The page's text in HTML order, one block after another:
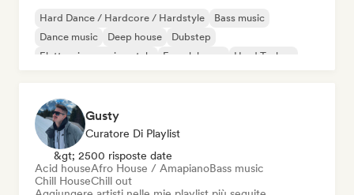
Hard Dance / Hardcore / Hardstyle
Bass music
Dance music
Deep house
Dubstep
Elettronica sperimentale
French house Hard Techno
Gusty
Curatore Di Playlist
&gt; 2500 risposte date
Acid houseAfro House / AmapianoBass music
Chill HouseChill out